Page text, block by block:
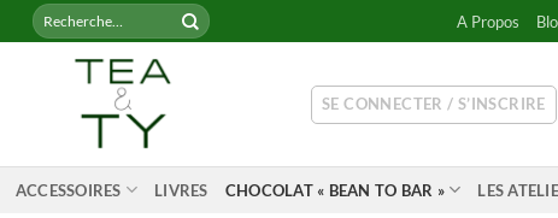
Recherche
pour :
A Propos
SE CONNECTER / S’INSCRIRE
ACCESSOIRES LIVRES CHOCOLAT « BEAN TO BAR » LES